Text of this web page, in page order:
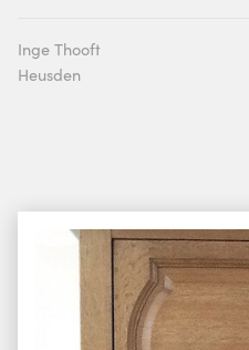
Inge Thooft
Heusden